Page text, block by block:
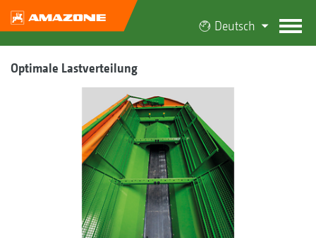
Deutsch
Optimale Lastverteilung